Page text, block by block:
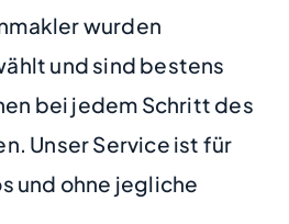
wurden
und sind bestens
bei jedem Schritt des
Unser Service ist für
und ohne jegliche